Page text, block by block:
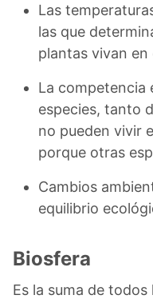
Las
las que
plantas vivan en
La competencia
especies, tanto
no pueden vivir
porque otras
Cambios
equilibrio
Biosfera
Es la suma de